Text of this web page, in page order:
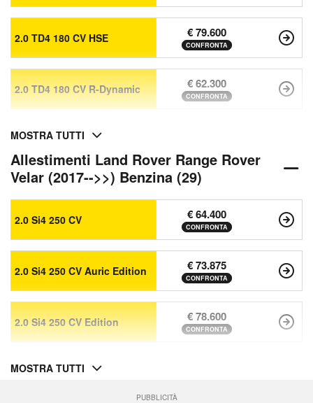
2.0 TD4 180 CV HSE € 79.600
CONFRONTA
2.0 TD4 180 CV R-Dynamic € 62.300
CONFRONTA
MOSTRA TUTTI
Allestimenti Land Rover Range Rover
Velar (2017-->>) Benzina (29)
2.0 Si4 250 CV € 64.400
CONFRONTA
2.0 Si4 250 CV Auric Edition € 73.875
CONFRONTA
2.0 Si4 250 CV Edition € 78.600
CONFRONTA
MOSTRA TUTTI
PUBBLICITÀ